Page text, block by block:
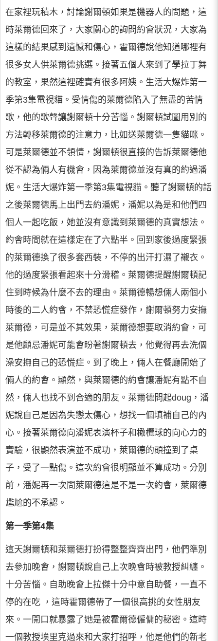
在家裡玩積木，討論謝爾頓如果是機器人的問題，這
時萊爾德回來了，大家關心的詢問約會狀況，大家為
這樣的結果感到遺憾和傷心，霍爾德說他知道哪裡有
很多女人供萊爾德挑選。接著五個人來到了學拉丁舞
的教室，果然這裡確實有很多阿姨。生活大爆炸第一
季第3集電視貓。受情傷的萊爾德陷入了無盡的苦情
歌，他的歌聲讓謝爾頓十分苦惱。謝爾頓試圖用別的
方法轉移萊爾德的注意力，比如送萊爾德一隻貓咪。
可是萊爾德並不領情，謝爾頓很直接的告訴萊爾德他
從不認為倆人有機會，因為萊爾德並沒有真的約過潘
妮。生活大爆炸第一季第3集電視貓。聽了謝爾頓的話
之後萊爾德馬上出門去約潘妮，潘妮以為是和他們四
個人一起吃飯，她並沒有意識到萊爾德的真實想法。
約會時間就在這樣定在了六點半。回到家後過度緊張
的萊爾德換了很多套西裝，不停的出汗打濕了襯衣。
他的過度緊張看起來十分滑稽。萊爾德提醒謝爾頓記
住到時候為什麼不去的理由。萊爾德暢想倆人兩個小
時後的二人約會，不禁恐慌症發作，謝爾頓努力安撫
萊爾德，可是並不其效果，萊爾德想要取消約會，可
是他顧忌潘妮可能會盼著謝爾頓去，他覺得再去洗個
澡安撫自己的恐慌症。到了晚上，倆人在餐廳開始了
倆人的約會。顯然，與萊爾德的約會讓潘妮有點不自
然，倆人也找不到合適的朋友。萊爾德問起doug，潘
妮說自己是因為失戀太傷心，想找一個填補自己的內
心。接著萊爾德向潘妮表演杯子和橄欖球的向心力的
實驗，很顯然表演並不成功，萊爾德的頭撞到了桌
子，受了一點傷。這次約會很明顯並不算成功。分別
前，潘妮再一次問萊爾德這是不是一次約會，萊爾德
尷尬的不承認。
第一季第4集
這天謝爾頓和萊爾德打扮得整整齊齊出門，他們準別
去參加晚會，謝爾頓說自己上次晚會時被教授糾纏。
十分苦惱。自助晚會上拉傑十分中意自助餐，一直不
停的在吃 ，這時霍爾德帶了一個很高挑的女性朋友
來。一開口就暴露了她是被霍爾德僱傭的秘密。這時
一個教授埃里克過來和大家打招呼，他是他們的新老